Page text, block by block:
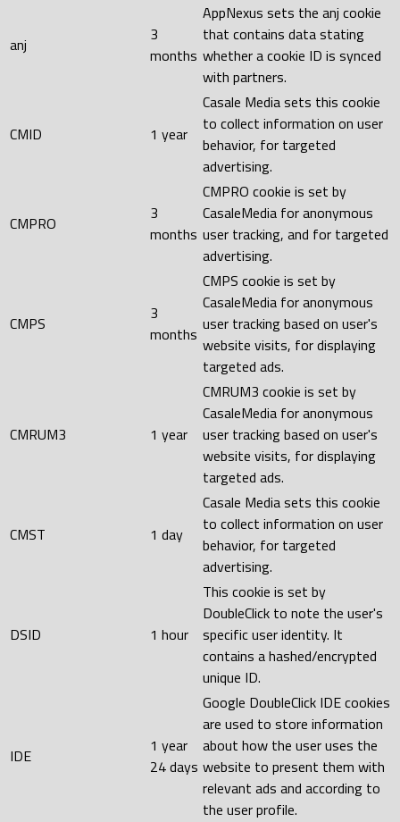
anj
3
months
AppNexus sets the anj cookie
that contains data stating
whether a cookie ID is synced
with partners.
CMID 1 year
Casale Media sets this cookie
to collect information on user
behavior, for targeted
advertising.
CMPRO
3
months
CMPRO cookie is set by
CasaleMedia for anonymous
user tracking, and for targeted
advertising.
CMPS
3
months
CMPS cookie is set by
CasaleMedia for anonymous
user tracking based on user's
website visits, for displaying
targeted ads.
CMRUM3 1 year
CMRUM3 cookie is set by
CasaleMedia for anonymous
user tracking based on user's
website visits, for displaying
targeted ads.
CMST 1 day
Casale Media sets this cookie
to collect information on user
behavior, for targeted
advertising.
DSID 1 hour
This cookie is set by
DoubleClick to note the user's
specific user identity. It
contains a hashed/encrypted
unique ID.
IDE
1 year
24 days
Google DoubleClick IDE cookies
are used to store information
about how the user uses the
website to present them with
relevant ads and according to
the user profile.